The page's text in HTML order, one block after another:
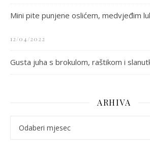
Mini pite punjene oslićem, medvjeđim
12/04/2022
Gusta juha s brokulom, raštikom i
ARHIVA